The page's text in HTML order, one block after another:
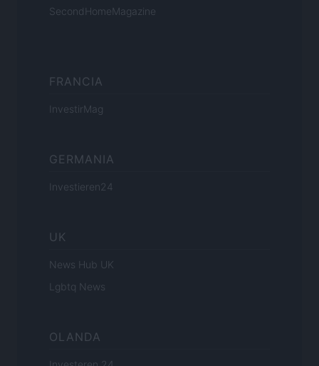
SecondHomeMagazine
FRANCIA
InvestirMag
GERMANIA
Investieren24
UK
News Hub UK
Lgbtq News
OLANDA